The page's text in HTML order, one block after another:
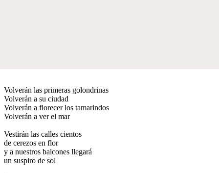
Volverán las primeras golondrinas
Volverán a su ciudad
Volverán a florecer los tamarindos
Volverán a ver el mar
Vestirán las calles cientos
de cerezos en flor
y a nuestros balcones llegará
un suspiro de sol